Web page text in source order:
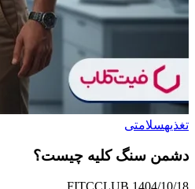
تغذیهسلامتی
دشمن سنگ کلیه چیست؟
1404/10/18
FITCCLUB